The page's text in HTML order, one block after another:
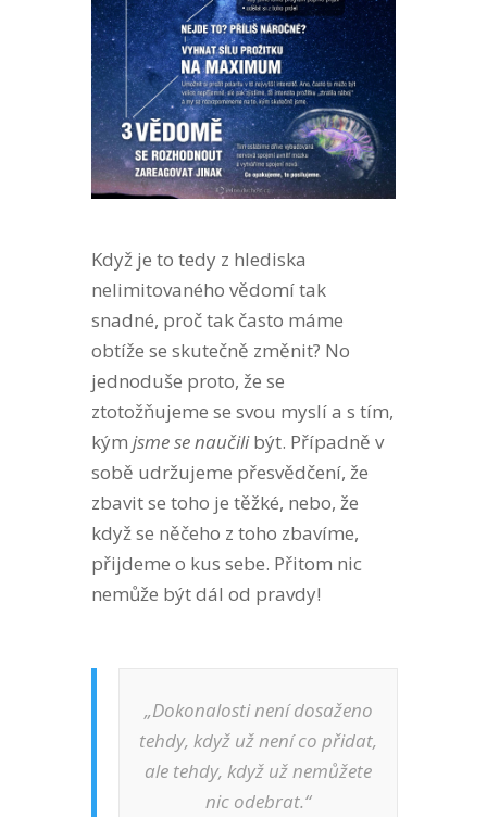
Když je to tedy z hlediska
nelimitovaného vědomí tak
snadné, proč tak často máme
obtíže se skutečně změnit? No
jednoduše proto, že se
ztotožňujeme se svou myslí a s tím,
kým jsme se naučilibýt. Případně v
sobě udržujeme přesvědčení, že
zbavit se toho je těžké, nebo, že
když se něčeho z toho zbavíme,
přijdeme o kus sebe. Přitom nic
nemůže být dál od pravdy!
„Dokonalosti není dosaženo
tehdy, když už není co přidat,
ale tehdy, když už nemůžete
nic odebrat.“